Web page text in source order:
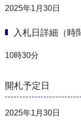
2025年1月30日
入札日詳細（時
10時30分
開札予定日
2025年1月30日